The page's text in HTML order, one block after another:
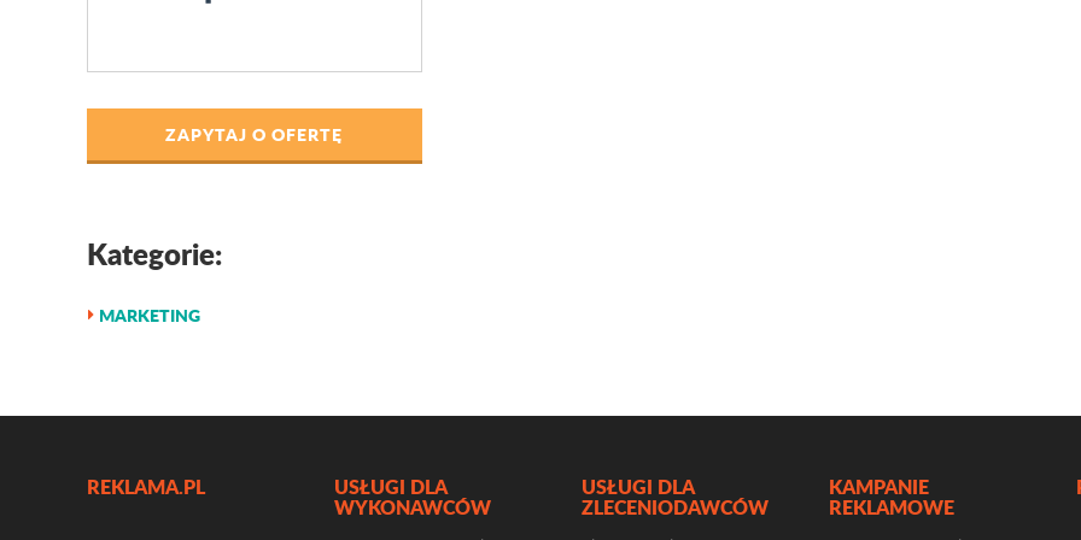
ZAPYTAJ O OFERTĘ
Kategorie:
MARKETING
REKLAMA.PL USŁUGI DLA
WYKONAWCÓW
USŁUGI DLA
ZLECENIODAWCÓW
KAMPANIE
REKLAMOWE